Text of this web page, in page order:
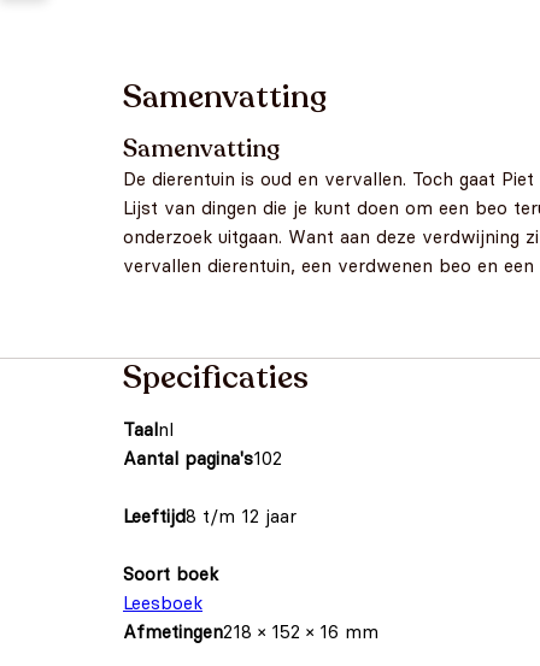
Samenvatting
Samenvatting
De dierentuin is oud en vervallen. Toch gaat
Lijst van dingen die je kunt doen om een beo
onderzoek uitgaan. Want aan deze verdwijning
vervallen dierentuin, een verdwenen beo en
Specificaties
Taalnl
Aantal pagina's102
Leeftijd8 t/m 12 jaar
Soort boek
Leesboek
Afmetingen218 × 152 × 16 mm